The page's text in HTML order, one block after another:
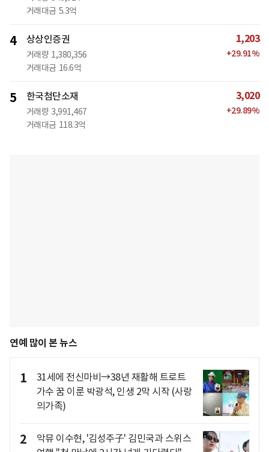
거래대금 5.3억
4 상상인증권
거래량 1,380,356
거래대금 16.6억
1,203
+29.91%
5 한국첨단소재
거래량 3,991,467
거래대금 118.3억
3,020
+29.89%
연예 많이 본 뉴스
1
31세에 전신마비→38년 재활해 트로트
가수 꿈 이룬 박광석, 인생 2막 시작 (사랑
의가족)
2
악뮤 이수현, '김성주子' 김민국과 스위스